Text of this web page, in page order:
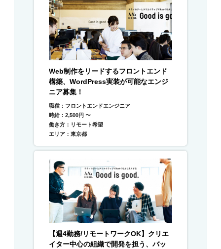
Web制作をリードするフロントエンド
構築、WordPress実装が可能なエンジ
ニア募集！
職種：フロントエンドエンジニア
時給：2,500円 〜
働き方：リモート希望
エリア：東京都
【週4勤務/リモートワークOK】クリエ
イター中心の組織で開発を担う、バッ